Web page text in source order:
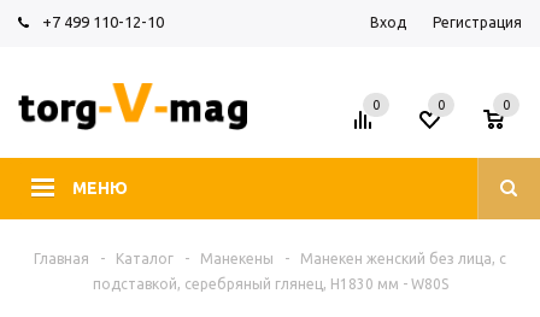
+7 499 110-12-10 Вход Регистрация
МЕНЮ
0 0
0
Главная - Каталог - Манекены -
Манекен женский без лица, с
подставкой, серебряный глянец, H1830 мм - W80S